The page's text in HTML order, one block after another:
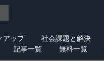
アップ 社会課題と解決
記事一覧
無料一覧